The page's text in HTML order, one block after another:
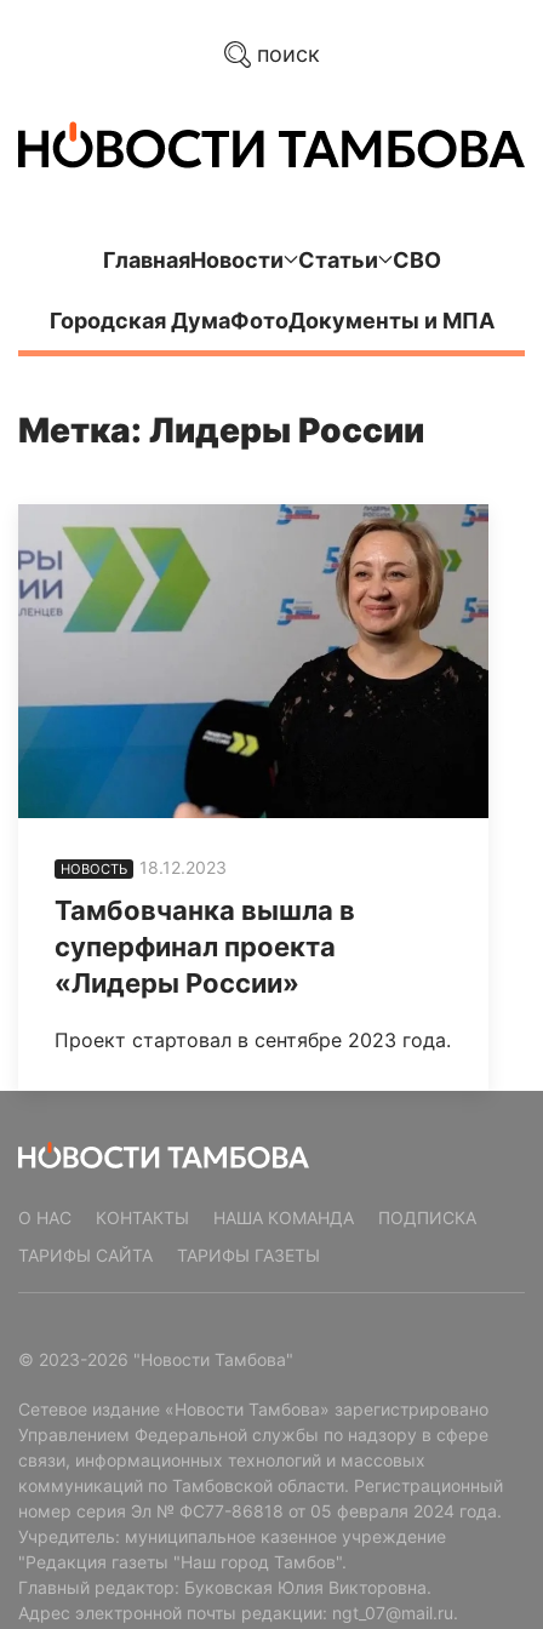
поиск
ГлавнаяНовости Статьи СВО
Городская ДумаФотоДокументы и МПА
Метка: Лидеры России
НОВОСТЬ 18.12.2023
Тамбовчанка вышла в
суперфинал проекта
«Лидеры России»
Проект стартовал в сентябре 2023 года.
О НАС КОНТАКТЫ НАША КОМАНДА
ПОДПИСКА
ТАРИФЫ САЙТА
ТАРИФЫ ГАЗЕТЫ
© 2023-2026 "Новости Тамбова"
Сетевое издание «Новости Тамбова» зарегистрировано
Управлением Федеральной службы по надзору в сфере
связи, информационных технологий и массовых
коммуникаций по Тамбовской области. Регистрационный
номер серия Эл № ФС77-86818 от 05 февраля 2024 года.
Учредитель: муниципальное казенное учреждение
"Редакция газеты "Наш город Тамбов".
Главный редактор: Буковская Юлия Викторовна.
Адрес электронной почты редакции: ngt_07@mail.ru.